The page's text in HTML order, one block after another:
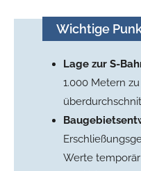
Wichtige
Lage zur S-
1.000 Metern
Werte